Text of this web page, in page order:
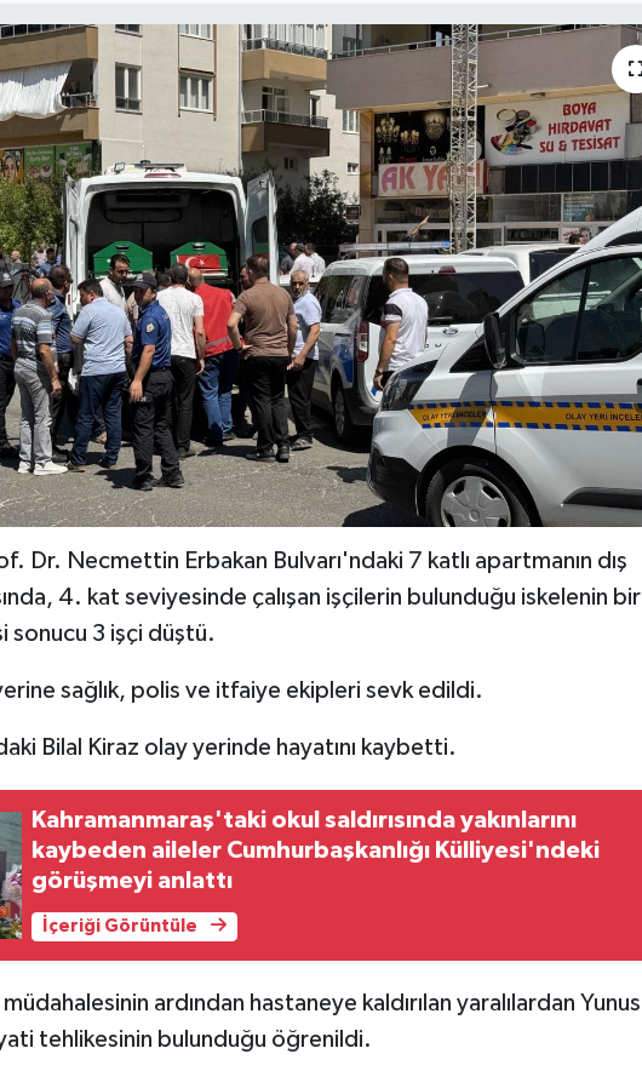
Dr. Necmettin Erbakan Bulvarı'ndaki 7 katlı apartmanın dış
4. kat seviyesinde çalışan işçilerin bulunduğu iskelenin bir
sonucu 3 işçi düştü.
sağlık, polis ve itfaiye ekipleri sevk edildi.
Bilal Kiraz olay yerinde hayatını kaybetti.
Kahramanmaraş'taki okul saldırısında yakınlarını
kaybeden aileler Cumhurbaşkanlığı Külliyesi'ndeki
görüşmeyi anlattı
İçeriği Görüntüle
ardından hastaneye kaldırılan yaralılardan Yunus
tehlikesinin bulunduğu öğrenildi.